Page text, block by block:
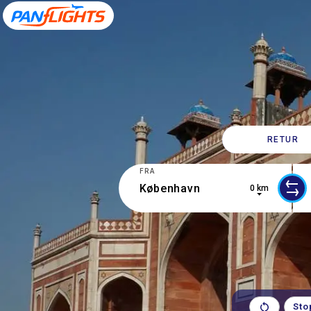
RETUR
0 results are available, use up and
FRA
0 km
1